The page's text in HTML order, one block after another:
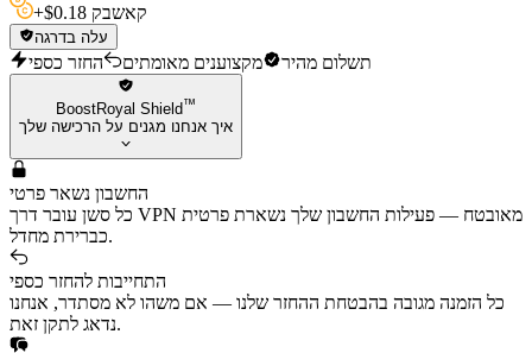
+$ 0.18 קאשבק
עלה בדרגה
תשלום מהיר מקצוענים מאומתים החזר כספי
BoostRoyal Shield™
איך אנחנו מגנים על הרכישה שלך
החשבון נשאר פרטי
כל סשן עובר דרך VPN מאובטח — פעילות החשבון שלך נשארת פרטית
כברירת מחדל.
התחייבות להחזר כספי
כל הזמנה מגובה בהבטחת ההחזר שלנו — אם משהו לא מסתדר, אנחנו
נדאג לתקן זאת.